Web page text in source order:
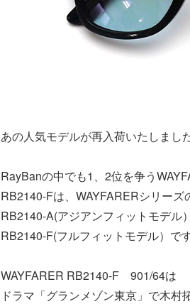
あの人気モデルが再入荷いたしました
RayBanの中でも1、2位を争う
RB2140-Fは、WAYFARERシリーズ
RB2140-A(アジアンフィットモデル
RB2140-F(フルフィットモデル）です
WAYFARER RB2140-F 901/64は
ドラマ「グランメゾン東京」で木